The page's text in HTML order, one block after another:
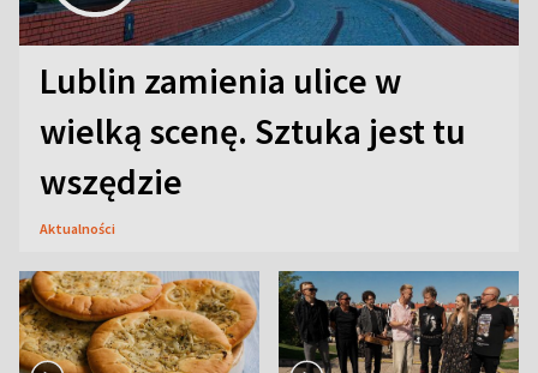
Lublin zamienia ulice w
wielką scenę. Sztuka jest tu
wszędzie
Aktualności